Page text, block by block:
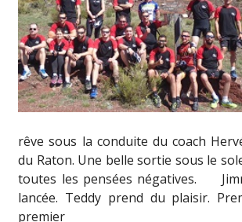
rêve sous la conduite du coach
du Raton. Une belle sortie sous le
toutes les pensées négatives.
lancée. Teddy prend du plaisir.
premier